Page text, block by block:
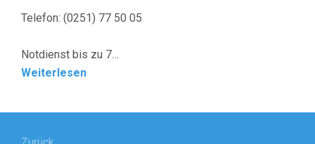
Telefon: (0251) 77 50 05
Notdienst bis zu 7…
Weiterlesen